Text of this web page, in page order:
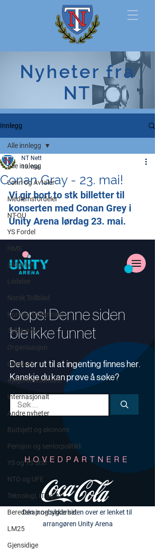
Tollerforbund
Nyheter fra
NT
Innlegg
Alle innlegg
Lønn og Avtaler
Medlemsfordeler
NT-OU
YS Fordel
HMS
Sikkerhet
Ledelse
Norsk Tollblad
Kurs og Utdanning
Tolletaten
Organisasjon
Covid-19
#jegerstatsansatt
Internasjonalt
Andre nyheter
Budsjett og økonomi
Pensjon og seniorpolitikk
YS og YS Stat
NTO og UFE
Teknologi, IT og AI
Beredskap og sikkerhet
LM25
Gjensidige
Alle innlegg
Conan Gray - 23. mai!
NT Nett
19. mai
Vi gir bort to stk billetter til
konserten med Conan Grey i
Unity Arena lørdag 23. mai.
Den innebygde siden over er lenket til
arrangøren Unity Arena